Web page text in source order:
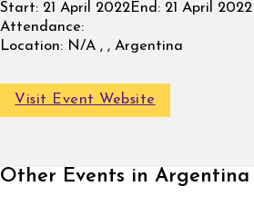
Start: 21 April 2022End: 21 April 2022
Attendance:
Location: N/A , , Argentina
Visit Event Website
Other Events in Argentina